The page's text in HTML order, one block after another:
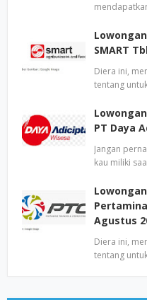
Lowongan
SMART
Diera ini,
tentang
PT Daya
Jangan
kau miliki
Agustus
Diera ini,
tentang